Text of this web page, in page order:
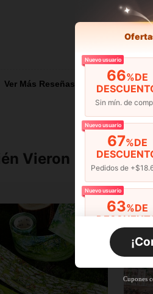
Ver Más Reseñas
Vieron
Nuevo usuario
66%DE
Sin mín. de
Nuevo usuario
67%DE
Pedidos de
Nuevo usuario
63%DE
Pedidos de
Nuevo usuario
63%DE
Cupones